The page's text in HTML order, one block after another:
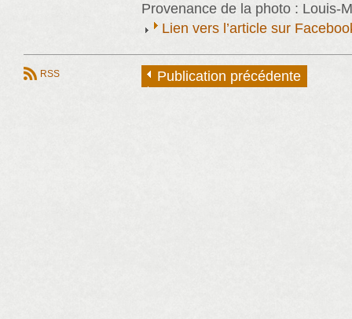
Provenance de la photo : Louis-
Lien vers l’article sur
RSS Publication précédente